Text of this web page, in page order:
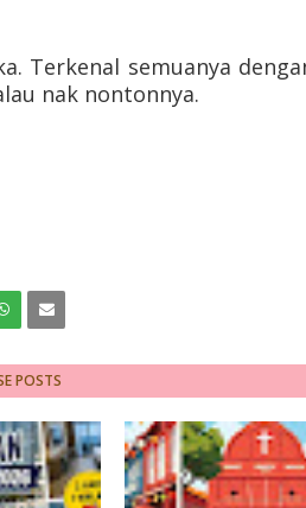
Terkenal semuanya
nak nontonnya.
POSTS